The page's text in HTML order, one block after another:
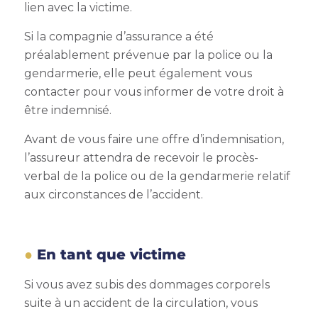
lien avec la victime.
Si la compagnie d’assurance a été
préalablement prévenue par la police ou la
gendarmerie, elle peut également vous
contacter pour vous informer de votre droit à
être indemnisé.
Avant de vous faire une offre d’indemnisation,
l’assureur attendra de recevoir le procès-
verbal de la police ou de la gendarmerie relatif
aux circonstances de l’accident.
En tant que victime
Si vous avez subis des dommages corporels
suite à un accident de la circulation, vous